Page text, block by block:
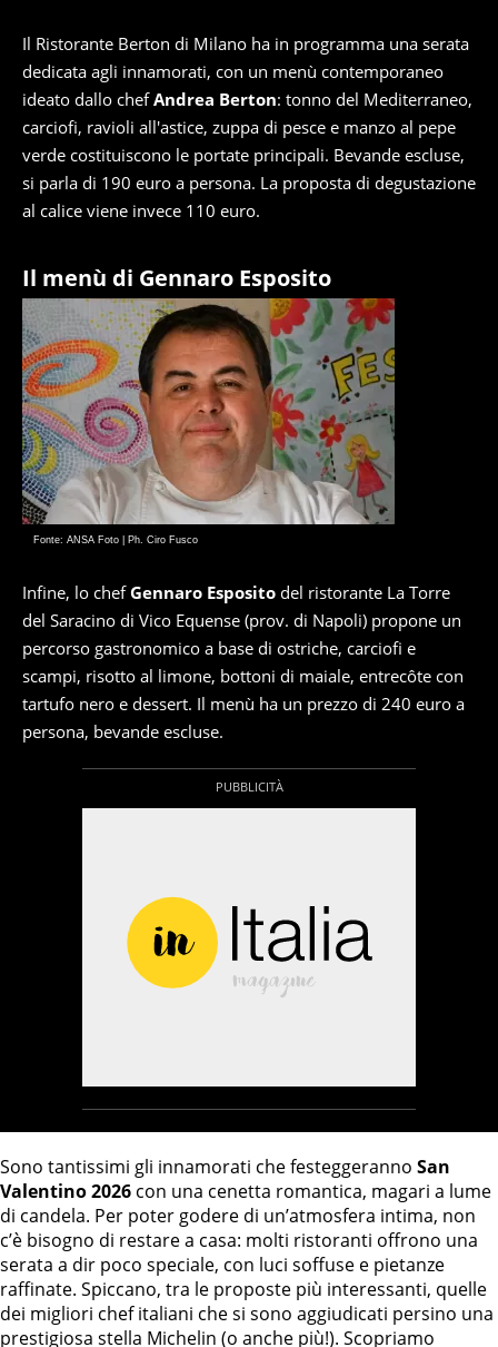
Il Ristorante Berton di Milano ha in programma una serata
dedicata agli innamorati, con un menù contemporaneo
ideato dallo chefAndrea Berton: tonno del Mediterraneo,
carciofi, ravioli all'astice, zuppa di pesce e manzo al pepe
verde costituiscono le portate principali. Bevande escluse,
si parla di 190 euro a persona. La proposta di degustazione
al calice viene invece 110 euro.
Il menù di Gennaro Esposito
Fonte: ANSA Foto | Ph. Ciro Fusco
Infine, lo chefGennaro Esposito del ristorante La Torre
del Saracino di Vico Equense (prov. di Napoli) propone un
percorso gastronomico a base di ostriche, carciofi e
scampi, risotto al limone, bottoni di maiale, entrecôte con
tartufo nero e dessert. Il menù ha un prezzo di 240 euro a
persona, bevande escluse.
Sono tantissimi gli innamorati che festeggeranno San
Valentino 2026 con una cenetta romantica, magari a lume
di candela. Per poter godere di un’atmosfera intima, non
c’è bisogno di restare a casa: molti ristoranti offrono una
serata a dir poco speciale, con luci soffuse e pietanze
raffinate. Spiccano, tra le proposte più interessanti, quelle
dei migliori chef italiani che si sono aggiudicati persino una
prestigiosa stella Michelin (o anche più!). Scopriamo